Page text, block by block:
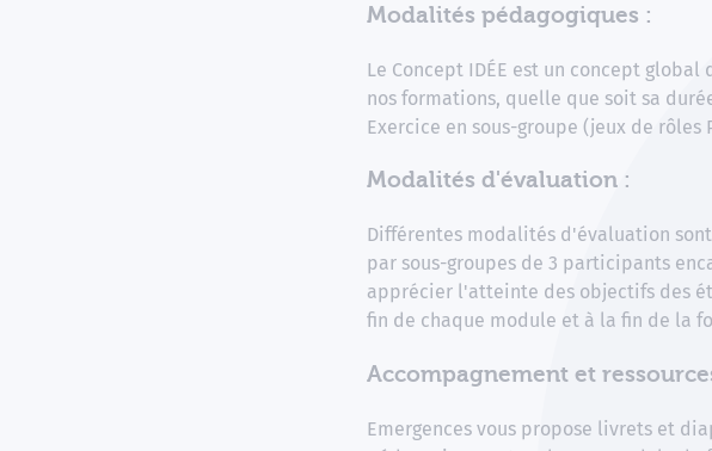
Modalités pédagogiques :
Le Concept IDÉE est un concept
nos formations, quelle que soit sa
Exercice en sous-groupe (jeux de
Modalités d'évaluation :
Différentes modalités d'évaluation
par sous-groupes de 3 participants
apprécier l'atteinte des objectifs des
fin de chaque module et à la fin de la
Accompagnement et
Emergences vous propose livrets et